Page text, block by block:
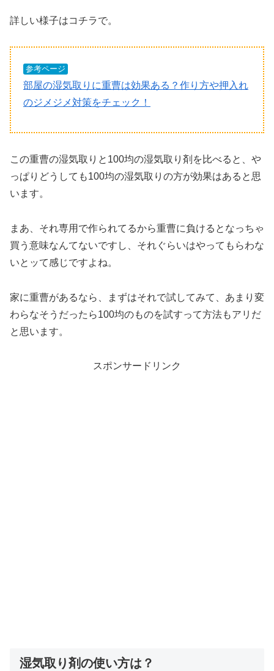
詳しい様子はコチラで。
参考ページ
部屋の湿気取りに重曹は効果ある？作り方や押入れ
のジメジメ対策をチェック！
この重曹の湿気取りと100均の湿気取り剤を比べると、や
っぱりどうしても100均の湿気取りの方が効果はあると思
います。
まあ、それ専用で作られてるから重曹に負けるとなっちゃ
買う意味なんてないですし、それぐらいはやってもらわな
いとッて感じですよね。
家に重曹があるなら、まずはそれで試してみて、あまり変
わらなそうだったら100均のものを試すって方法もアリだ
と思います。
スポンサードリンク
湿気取り剤の使い方は？